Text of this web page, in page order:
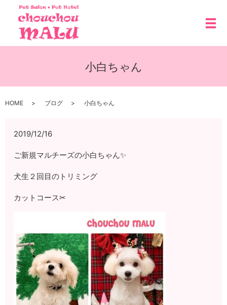
メ
小白ちゃん
HOME ブログ 小白ちゃん
2019/12/16
ご新規マルチーズの小白ちゃん✨
犬生２回目のトリミング
カットコース✂